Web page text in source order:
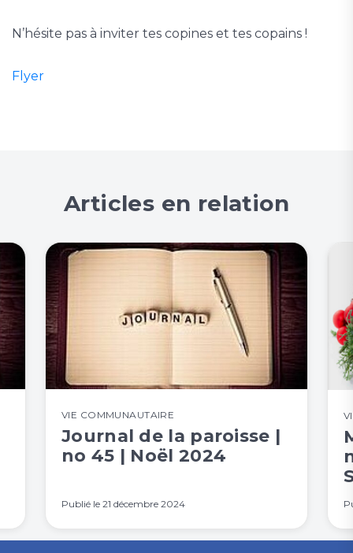
N’hésite pas à inviter tes copines et tes copains !
Flyer
Articles en relation
VIE COMMUNAUTAIRE
Journal de la paroisse |
no 45 | Noël 2024
Publié le 21 décembre 2024